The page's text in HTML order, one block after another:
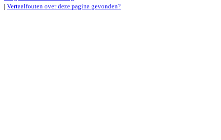
| Vertaalfouten over deze pagina gevonden?